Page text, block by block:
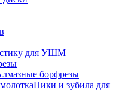
для УШМ
борфрезы
Пики и зубила для